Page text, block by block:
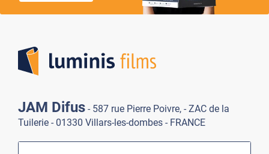
JAM Difus - 587 rue Pierre Poivre, - ZAC de la
Tuilerie - 01330 Villars-les-dombes - FRANCE